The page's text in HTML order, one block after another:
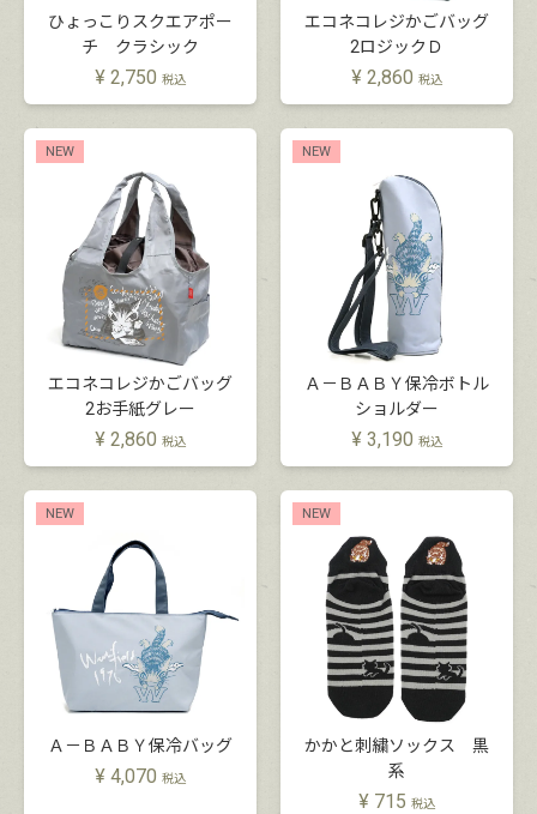
ひょっこりスクエアポー
チ クラシック
¥ 2,750 税込
エコネコレジかごバッグ
2ロジックＤ
¥ 2,860 税込
NEW
エコネコレジかごバッグ
2お手紙グレー
¥ 2,860 税込
NEW
Ａ－ＢＡＢＹ保冷ボトル
ショルダー
¥ 3,190 税込
NEW
Ａ－ＢＡＢＹ保冷バッグ
¥ 4,070 税込
NEW
かかと刺繍ソックス 黒
系
¥ 715 税込